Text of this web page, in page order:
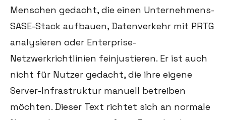
Menschen gedacht, die einen Unternehmens-
SASE-Stack aufbauen, Datenverkehr mit PRTG
analysieren oder Enterprise-
Netzwerkrichtlinien feinjustieren. Er ist auch
nicht für Nutzer gedacht, die ihre eigene
Server-Infrastruktur manuell betreiben
möchten. Dieser Text richtet sich an normale